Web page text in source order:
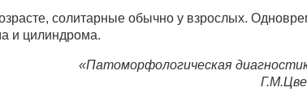
солитарные обычно у взрослых.
и цилиндрома.
«Патоморфологическая